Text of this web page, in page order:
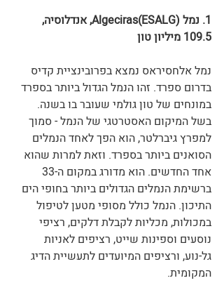
1. נמל Algeciras(ESALG), אנדלוסיה,
109.5 מיליון טון
נמל אלחסיראס נמצא בפרובינציית קדיס
בדרום ספרד. זהו הנמל הגדול ביותר בספרד
במונחים של טון גולמי שעובר בו בשנה.
בשל המיקום האסטרטגי של הנמל - סמוך
למפרץ גיברלטר, הוא הפך לאחד הנמלים
הסואנים ביותר בספרד. וזאת למרות שהוא
ברשימת הנמלים הגדולים ביותר בחופי הים
התיכון. הנמל כולל מסופי מטען לטיפול
במכולות, מכליות לקבלת דלקים, רציפי
נוסעים וספינות שייט, רציפים לאניות
גל-נוע, ורציפים המיועדים לתעשיית הדיג
המקומית.